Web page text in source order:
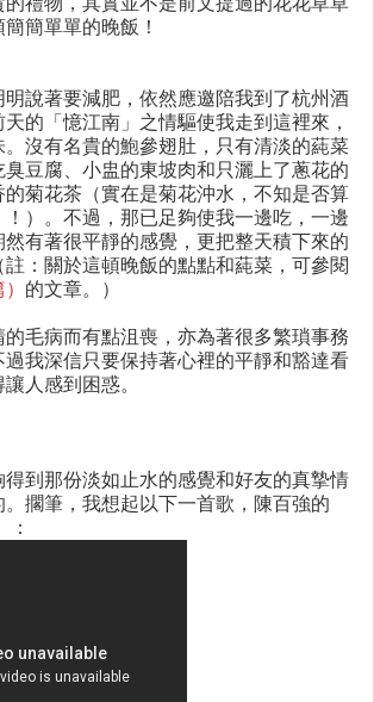
簡單單的晚飯！
明說著要減肥，依然應邀陪我到了杭州酒
的「憶江南」之情驅使我走到這裡來，
沒有名貴的鮑參翅肚，只有清淡的蒓菜
豆腐、小盅的東坡肉和只灑上了蔥花的
的菊花茶（實在是菊花沖水，不知是否算
）。不過，那已足夠使我一邊吃，一邊
有著很平靜的感覺，更把整天積下來的
註：關於這頓晚飯的點點和蒓菜，可參閱
的文章。）
毛病而有點沮喪，亦為著很多繁瑣事務
我深信只要保持著心裡的平靜和豁達看
人感到困惑。
到那份淡如止水的感覺和好友的真摯情
擱筆，我想起以下一首歌，陳百強的
：